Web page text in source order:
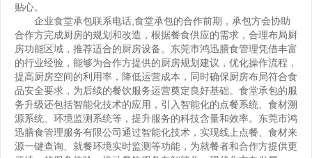
贴心。
企业食堂承包联系电话 ,食堂承包的合作前期，承包方会协助
合作方完成厨房的规划和改造，根据餐食供应的需求，合理布局厨
房功能区域，推荐适合的厨房设备。东莞市鸿迅膳食管理凭借丰富
的行业经验，能够为合作方提供的厨房规划建议，优化操作流程，
提高厨房空间的利用率，降低运营成本，同时确保厨房布局符合食
品安全要求，为后续的餐饮服务运营奠定良好基础。食堂承包的服
务升级还包括智能化技术的应用，引入智能化的点餐系统、食材溯
源系统、环境监测系统等，提升服务的科技含量和效率。东莞市鸿
迅膳食管理服务有限公司通过智能化技术，实现线上点餐、食材来
源一键查询、就餐环境实时监测等功能，为就餐者和合作方提供更